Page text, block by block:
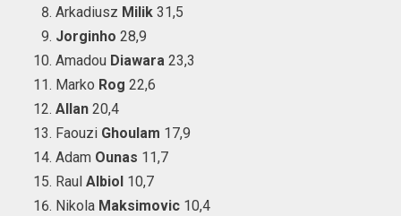
Arkadiusz Milik 31,5
Jorginho 28,9
Amadou Diawara 23,3
Marko Rog 22,6
Allan 20,4
Faouzi Ghoulam 17,9
Adam Ounas 11,7
Raul Albiol 10,7
Nikola Maksimovic 10,4